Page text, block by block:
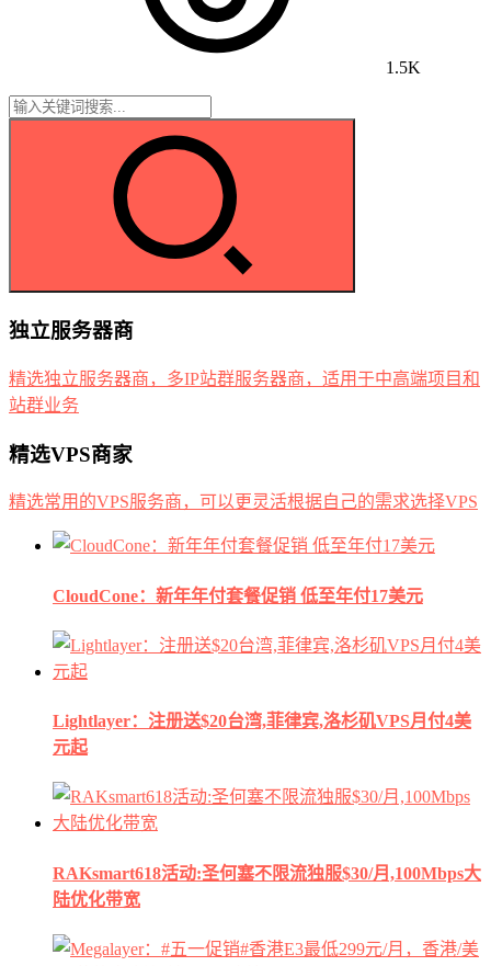
1.5K
独立服务器商
精选独立服务器商，多IP站群服务器商，适用于中高端项目和
站群业务
精选VPS商家
精选常用的VPS服务商，可以更灵活根据自己的需求选择VPS
CloudCone：新年年付套餐促销 低至年付17美元
Lightlayer：注册送$20台湾,菲律宾,洛杉矶VPS月付4美
元起
RAKsmart618活动:圣何塞不限流独服$30/月,100Mbps大
陆优化带宽